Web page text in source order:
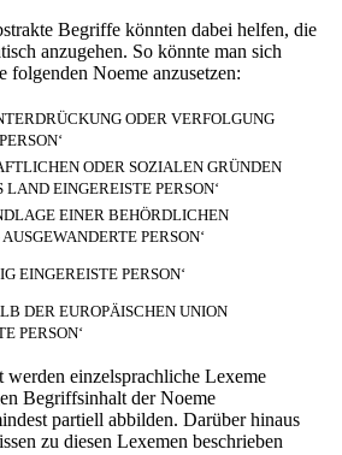
Begriffe könnten dabei helfen, die
anzugehen. So könnte man sich
folgenden Noeme anzusetzen:
ODER VERFOLGUNG
ODER SOZIALEN GRÜNDEN
LAND EINGEREISTE PERSON‘
EINER BEHÖRDLICHEN
PERSON‘
IG EINGEREISTE PERSON‘
DER EUROPÄISCHEN UNION
PERSON‘
werden einzelsprachliche Lexeme
Begriffsinhalt der Noeme
partiell abbilden. Darüber hinaus
zu diesen Lexemen beschrieben